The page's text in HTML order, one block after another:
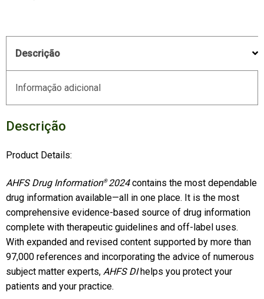
Descrição
Informação adicional
Descrição
Product Details:
AHFS Drug Information® 2024contains the most dependable
drug information available—all in one place. It is the most
comprehensive evidence-based source of drug information
complete with therapeutic guidelines and off-label uses.
With expanded and revised content supported by more than
97,000 references and incorporating the advice of numerous
subject matter experts, AHFS DIhelps you protect your
patients and your practice.